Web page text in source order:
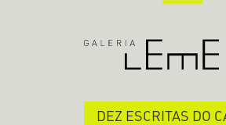
DEZ ESCRITAS DO